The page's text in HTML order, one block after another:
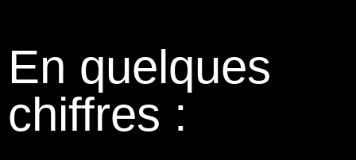
En quelques
chiffres :